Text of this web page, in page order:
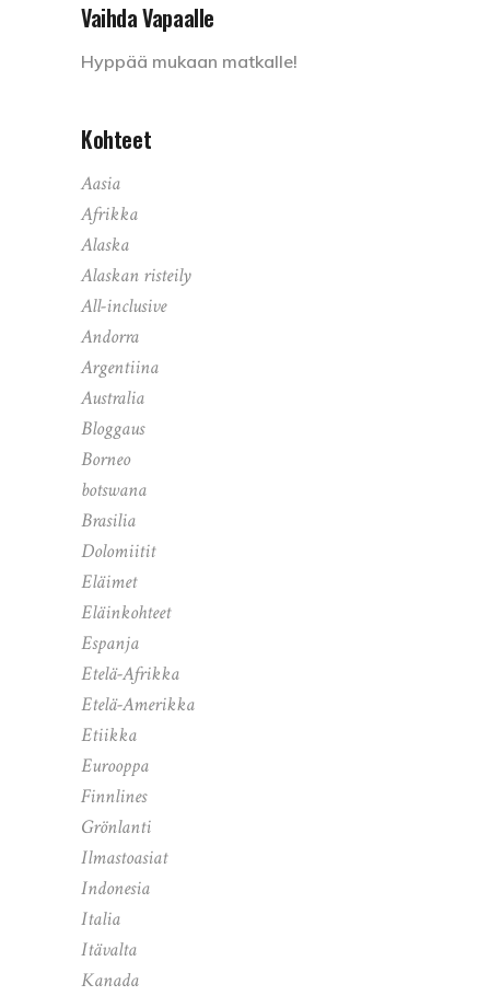
Vaihda Vapaalle
Hyppää mukaan matkalle!
Kohteet
Aasia
Afrikka
Alaska
Alaskan risteily
All-inclusive
Andorra
Argentiina
Australia
Bloggaus
Borneo
botswana
Brasilia
Dolomiitit
Eläimet
Eläinkohteet
Espanja
Etelä-Afrikka
Etelä-Amerikka
Etiikka
Eurooppa
Finnlines
Grönlanti
Ilmastoasiat
Indonesia
Italia
Itävalta
Kanada